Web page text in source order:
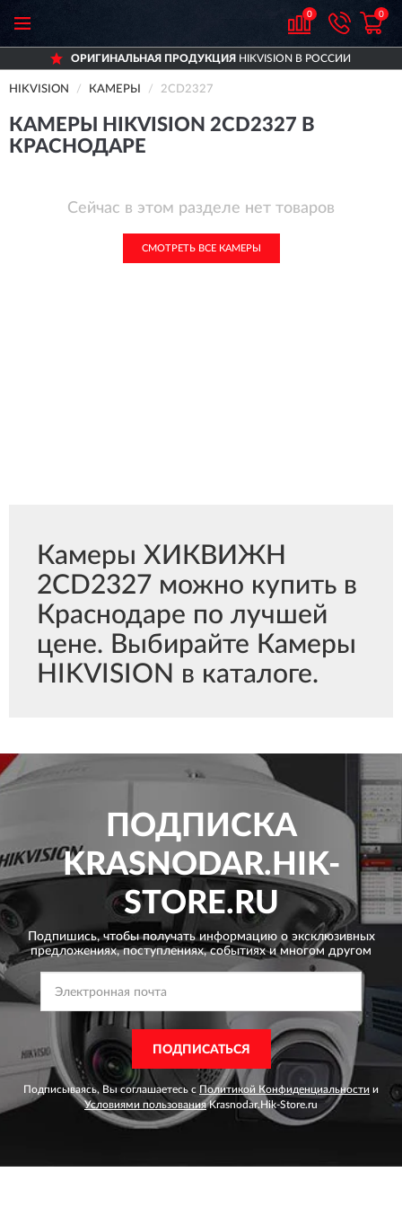
0 0
ОРИГИНАЛЬНАЯ ПРОДУКЦИЯ HIKVISION В РОССИИ
HIKVISION КАМЕРЫ 2CD2327
КАМЕРЫ HIKVISION 2CD2327 В
КРАСНОДАРЕ
Сейчас в этом разделе нет товаров
СМОТРЕТЬ ВСЕ КАМЕРЫ
Камеры ХИКВИЖН
2CD2327 можно купить в
Краснодаре по лучшей
цене. Выбирайте Камеры
HIKVISION в каталоге.
ПОДПИСКА
KRASNODAR.HIK-
STORE.RU
Подпишись, чтобы получать информацию о эксклюзивных
предложениях,поступлениях, событиях и многом другом
ПОДПИСАТЬСЯ
Подписываясь, Вы соглашаетесь с Политикой Конфиденциальности и
Условиями пользованияKrasnodar.Hik-Store.ru